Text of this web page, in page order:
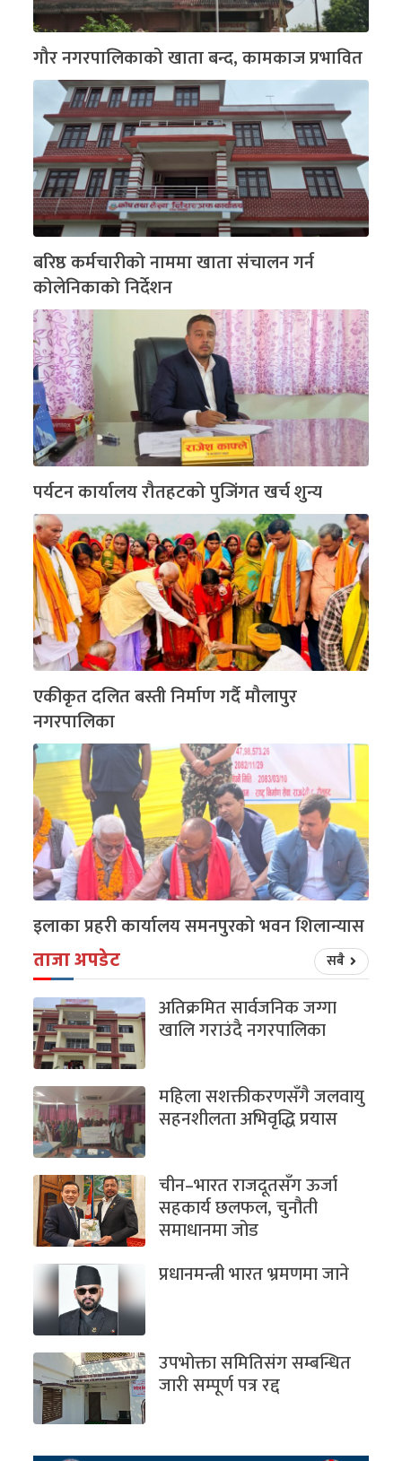
गौर नगरपालिकाको खाता बन्द, कामकाज प्रभावित
बरिष्ठ कर्मचारीको नाममा खाता संचालन गर्न
कोलेनिकाको निर्देशन
पर्यटन कार्यालय रौतहटको पुजिंगत खर्च शुन्य
एकीकृत दलित बस्ती निर्माण गर्दै मौलापुर
नगरपालिका
इलाका प्रहरी कार्यालय समनपुरको भवन शिलान्यास
ताजा अपडेट सबै
अतिक्रमित सार्वजनिक जग्गा
खालि गराउंदै नगरपालिका
महिला सशक्तीकरणसँगै जलवायु
सहनशीलता अभिवृद्धि प्रयास
चीन–भारत राजदूतसँग ऊर्जा
सहकार्य छलफल, चुनौती
समाधानमा जोड
प्रधानमन्त्री भारत भ्रमणमा जाने
उपभोक्ता समितिसंग सम्बन्धित
जारी सम्पूर्ण पत्र रद्द